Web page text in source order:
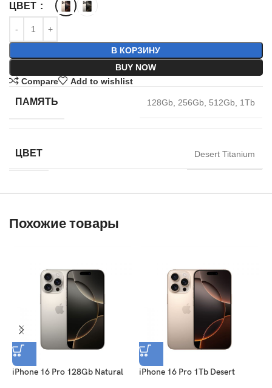
ЦВЕТ
В КОРЗИНУ
BUY NOW
Compare
Add to wishlist
ПАМЯТЬ 128Gb, 256Gb, 512Gb, 1Tb
ЦВЕТ Desert Titanium
Похожие товары
iPhone 16 Pro 128Gb Natural
iPhone 16 Pro 1Tb Desert